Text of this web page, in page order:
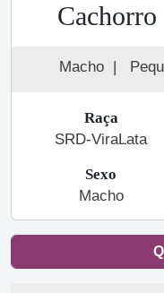
Cachorro
Macho |
Raça
SRD-ViraLata
Sexo
Macho